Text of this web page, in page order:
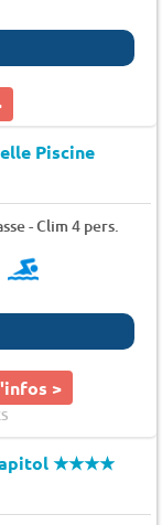
Piscine
- Clim 4 pers.
>
★★★★